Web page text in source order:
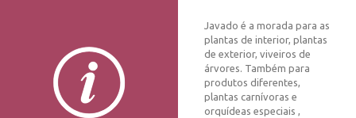
Javado é a morada para as
plantas de interior, plantas
de exterior, viveiros de
árvores. Também para
produtos diferentes,
plantas carnívoras e
orquídeas especiais ,